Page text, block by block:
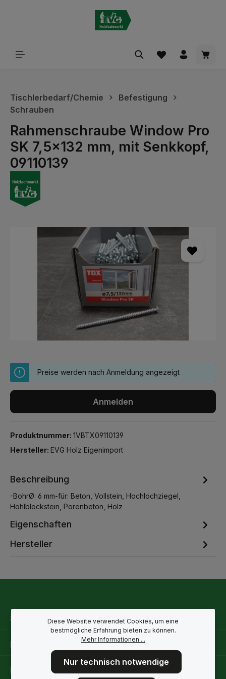
Tischlerbedarf/Chemie
Befestigung
Schrauben
Rahmenschraube Window Pro
SK 7,5x132 mm, mit Senkkopf,
09110139
Bildergalerie überspringen
Preise werden nach Anmeldung angezeigt
Anmelden
Produktnummer: 1VBTX09110139
Hersteller: EVG Holz Eigenimport
Beschreibung
-BohrØ: 6 mm-für: Beton, Vollstein, Hochlochziegel,
Hohlblockstein, Porenbeton, Holz
Eigenschaften
Hersteller
Service-Hotline
Rechtliche Hinweise
Informationen
Diese Website verwendet Cookies, um eine
bestmögliche Erfahrung bieten zu können.
Mehr Informationen ...
Nur technisch notwendige